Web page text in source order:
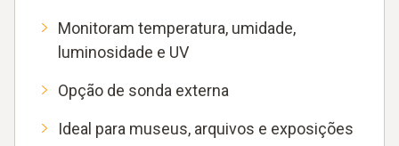
Monitoram temperatura, umidade,
luminosidade e UV
Opção de sonda externa
Ideal para museus, arquivos e exposições